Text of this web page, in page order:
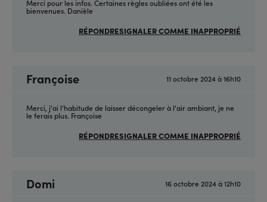
Merci pour les infos. Certaines règles oubliées ont été les
bienvenues. Danièle
RÉPONDRESIGNALER COMME INAPPROPRIÉ
Françoise 11 octobre 2024 à 16h10
Merci, j'ai l'habitude de laisser décongeler à l'air ambiant, je ne
le ferais plus. Françoise
RÉPONDRESIGNALER COMME INAPPROPRIÉ
Domi 16 octobre 2024 à 12h10